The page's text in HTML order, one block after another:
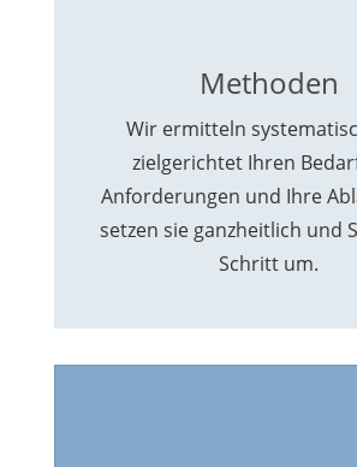
Methoden
Wir ermitteln
zielgerichtet Ihren
Anforderungen und Ihre
setzen sie ganzheitlich und
Schritt um.